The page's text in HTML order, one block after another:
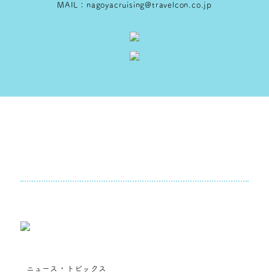
MAIL：nagoyacruising@travelcon.co.jp
ニュース・トピックス